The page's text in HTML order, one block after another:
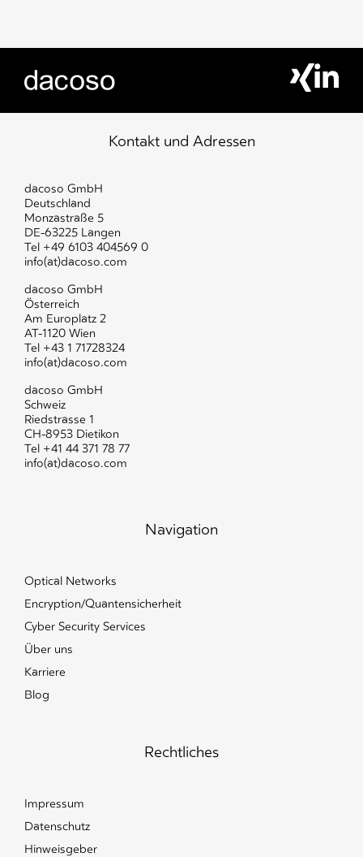
Kontakt und Adressen
dacoso GmbH
Deutschland
Monzastraße 5
DE-63225 Langen
Tel +49 6103 404569 0
info(at)dacoso.com
dacoso GmbH
Österreich
Am Europlatz 2
AT-1120 Wien
Tel +43 1 71728324
info(at)dacoso.com
dacoso GmbH
Schweiz
Riedstrasse 1
CH-8953 Dietikon
Tel +41 44 371 78 77
info(at)dacoso.com
Navigation
Optical Networks
Encryption/Quantensicherheit
Cyber Security Services
Über uns
Karriere
Blog
Rechtliches
Impressum
Datenschutz
Hinweisgeber